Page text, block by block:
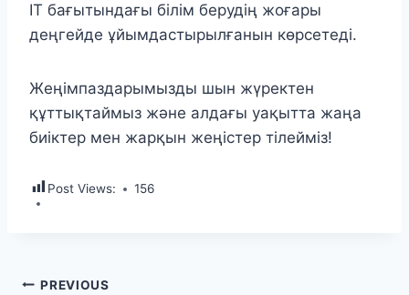
ІТ бағытындағы білім берудің жоғары
деңгейде ұйымдастырылғанын көрсетеді.
Жеңімпаздарымызды шын жүректен
құттықтаймыз және алдағы уақытта жаңа
биіктер мен жарқын жеңістер тілейміз!
Post Views: 156
PREVIOUS